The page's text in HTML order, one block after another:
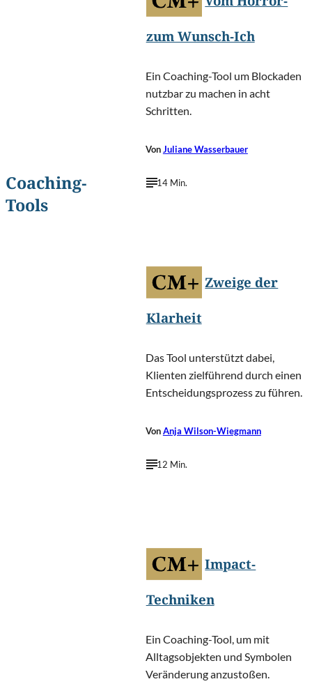
Coaching-
Tools
zum Wunsch-Ich
Ein Coaching-Tool um Blockaden
nutzbar zu machen in acht
Schritten.
VonJuliane Wasserbauer
14 Min.
Zweige der
Klarheit
Das Tool unterstützt dabei,
Klienten zielführend durch einen
Entscheidungsprozess zu führen.
VonAnja Wilson-Wiegmann
12 Min.
Impact-
Techniken
Ein Coaching-Tool, um mit
Alltagsobjekten und Symbolen
Veränderung anzustoßen.